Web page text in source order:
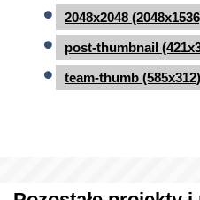
2048x2048
post-thumbnail
team-thumb (585x312)